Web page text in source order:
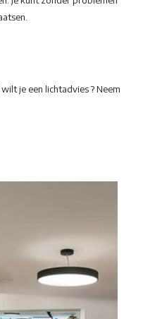
je een lichtadvies ? Neem